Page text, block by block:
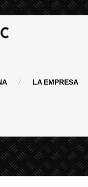
LAEMPRESA